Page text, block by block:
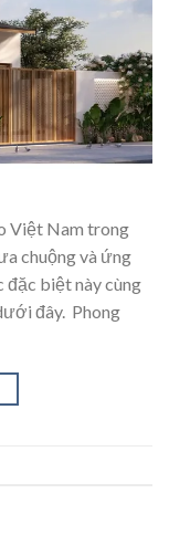
Việt Nam trong
chuộng và ứng
đặc biệt này cùng
đây. Phong